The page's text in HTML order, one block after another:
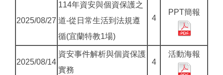
2025/08/27
114年資安與個資保護之
道-從日常生活到法規遵
循(宜蘭特教1場)
4
PPT簡報
2025/08/14
資安事件解析與個資保護
實務
4
活動海報